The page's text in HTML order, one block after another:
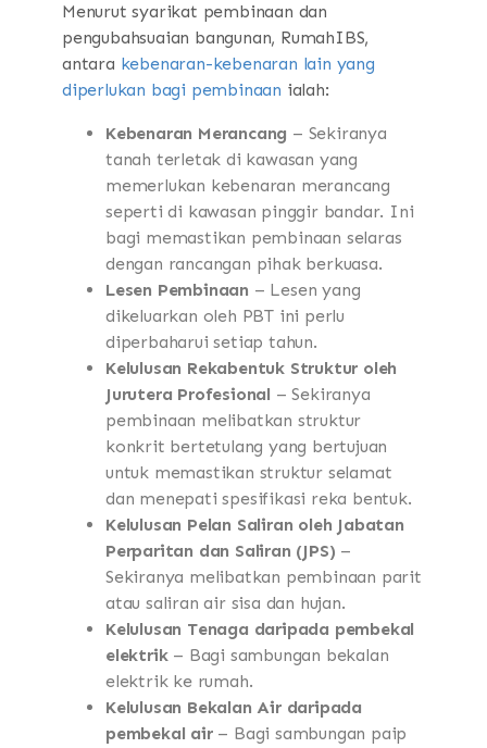
Menurut syarikat pembinaan dan
pengubahsuaian bangunan, RumahIBS,
antara kebenaran-kebenaran lain yang
diperlukan bagi pembinaan ialah:
Kebenaran Merancang – Sekiranya
tanah terletak di kawasan yang
memerlukan kebenaran merancang
seperti di kawasan pinggir bandar. Ini
bagi memastikan pembinaan selaras
dengan rancangan pihak berkuasa.
Lesen Pembinaan – Lesen yang
dikeluarkan oleh PBT ini perlu
diperbaharui setiap tahun.
Kelulusan Rekabentuk Struktur oleh
Jurutera Profesional – Sekiranya
pembinaan melibatkan struktur
konkrit bertetulang yang bertujuan
untuk memastikan struktur selamat
dan menepati spesifikasi reka bentuk.
Kelulusan Pelan Saliran oleh Jabatan
Perparitan dan Saliran (JPS) –
Sekiranya melibatkan pembinaan parit
atau saliran air sisa dan hujan.
Kelulusan Tenaga daripada pembekal
elektrik– Bagi sambungan bekalan
elektrik ke rumah.
Kelulusan Bekalan Air daripada
pembekal air– Bagi sambungan paip